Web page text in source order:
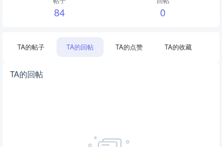
84 0
TA的帖子 TA的回帖 TA的点赞 TA的收藏
TA的回帖